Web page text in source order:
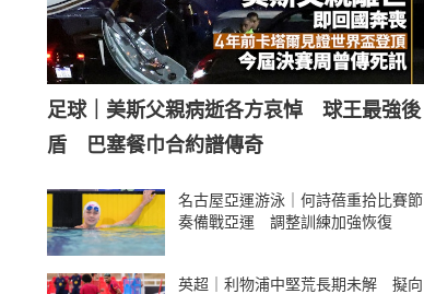
足球｜美斯父親病逝各方哀悼 球王最強後
盾 巴塞餐巾合約譜傳奇
名古屋亞運游泳｜何詩蓓重拾比賽節
奏備戰亞運 調整訓練加強恢復
英超｜利物浦中堅荒長期未解 擬向